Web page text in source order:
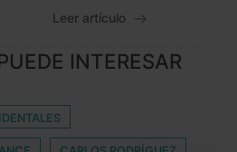
Leer artículo
INTERESAR